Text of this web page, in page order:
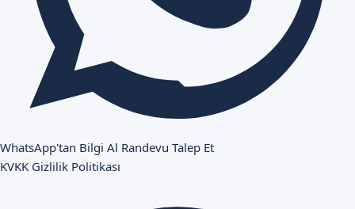
WhatsApp'tan Bilgi Al Randevu Talep Et
KVKK Gizlilik Politikası